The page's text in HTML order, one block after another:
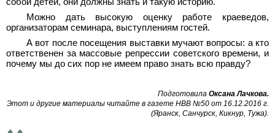
собой детей, они должны знать и такую историю.
Можно дать высокую оценку работе краеведов,
организаторам семинара, выступлениям гостей.
А вот после посещения выставки мучают вопросы: а кто
ответственен за массовые репрессии советского времени, и
почему мы до сих пор не имеем право знать всю правду?
Подготовила Оксана Лачкова.
Этот и другие материалы читайте в газете НВВ №50 от 16.12.2016 г.
(Яранск, Санчурск, Кикнур, Тужа).